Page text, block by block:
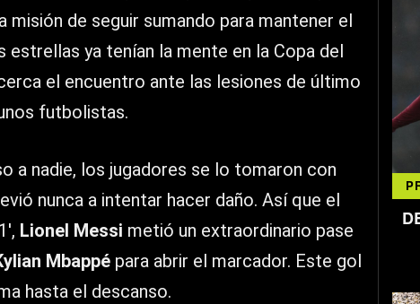
misión de seguir sumando para mantener el
ya tenían la mente en la Copa del
el encuentro ante las lesiones de último
futbolistas.
a nadie, los jugadores se lo tomaron con
nunca a intentar hacer daño. Así que el
Lionel Messi metió un extraordinario pase
Mbappé para abrir el marcador. Este gol
hasta el descanso.